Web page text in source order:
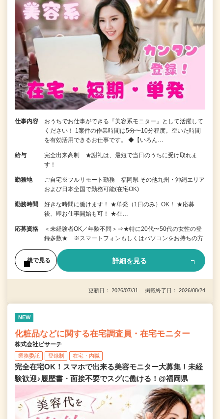
仕事内容
おうちでお仕事ができる『美容系モニター』として活躍して
ください！ 1案件の作業時間は5分〜10分程度。空いた時間
を有効活用できるお仕事です。 ◆【いろん…
給与
完全出来高制 ★謝礼は、最短で当日のうちに受け取れま
す！
勤務地
ご自宅※フルリモート勤務 福岡県 その他九州・沖縄エリア
および日本全国で勤務可能(在宅OK)
勤務時間
好きな時間に働けます！ ★単発（1日のみ）OK！ ★応募
後、即お仕事開始も可！ ★在…
応募資格
＜未経験者OK／年齢不問＞⇒★特に20代〜50代の女性の登
録多数★ ※スマートフォンもしくはパソコンをお持ちの方
後で見る 詳細を見る
更新日： 2026/07/31 掲載終了日： 2026/08/24
NEW
化粧品などに関する在宅調査員・在宅モニター
株式会社ビサーチ
業務委託 登録制 在宅・内職
完全在宅OK！スマホで出来る美容モニター大募集！未経
験歓迎♪履歴書・面接不要でスグに働ける！@福岡県